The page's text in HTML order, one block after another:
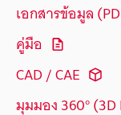
เอกสารข้อมูล
คู่มือ
CAD / CAE
มุมมอง 360° (3D